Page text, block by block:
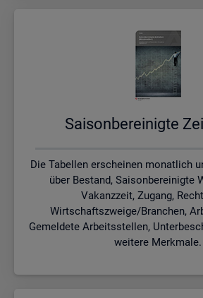
Sai­son­be­rei­nig­te
Die Tabellen erscheinen monatlich
über Bestand, Saisonbereinigte
Vakanzzeit, Zugang,
Wirtschaftszweige/Branchen,
Gemeldete Arbeitsstellen,
weitere Merkmale.